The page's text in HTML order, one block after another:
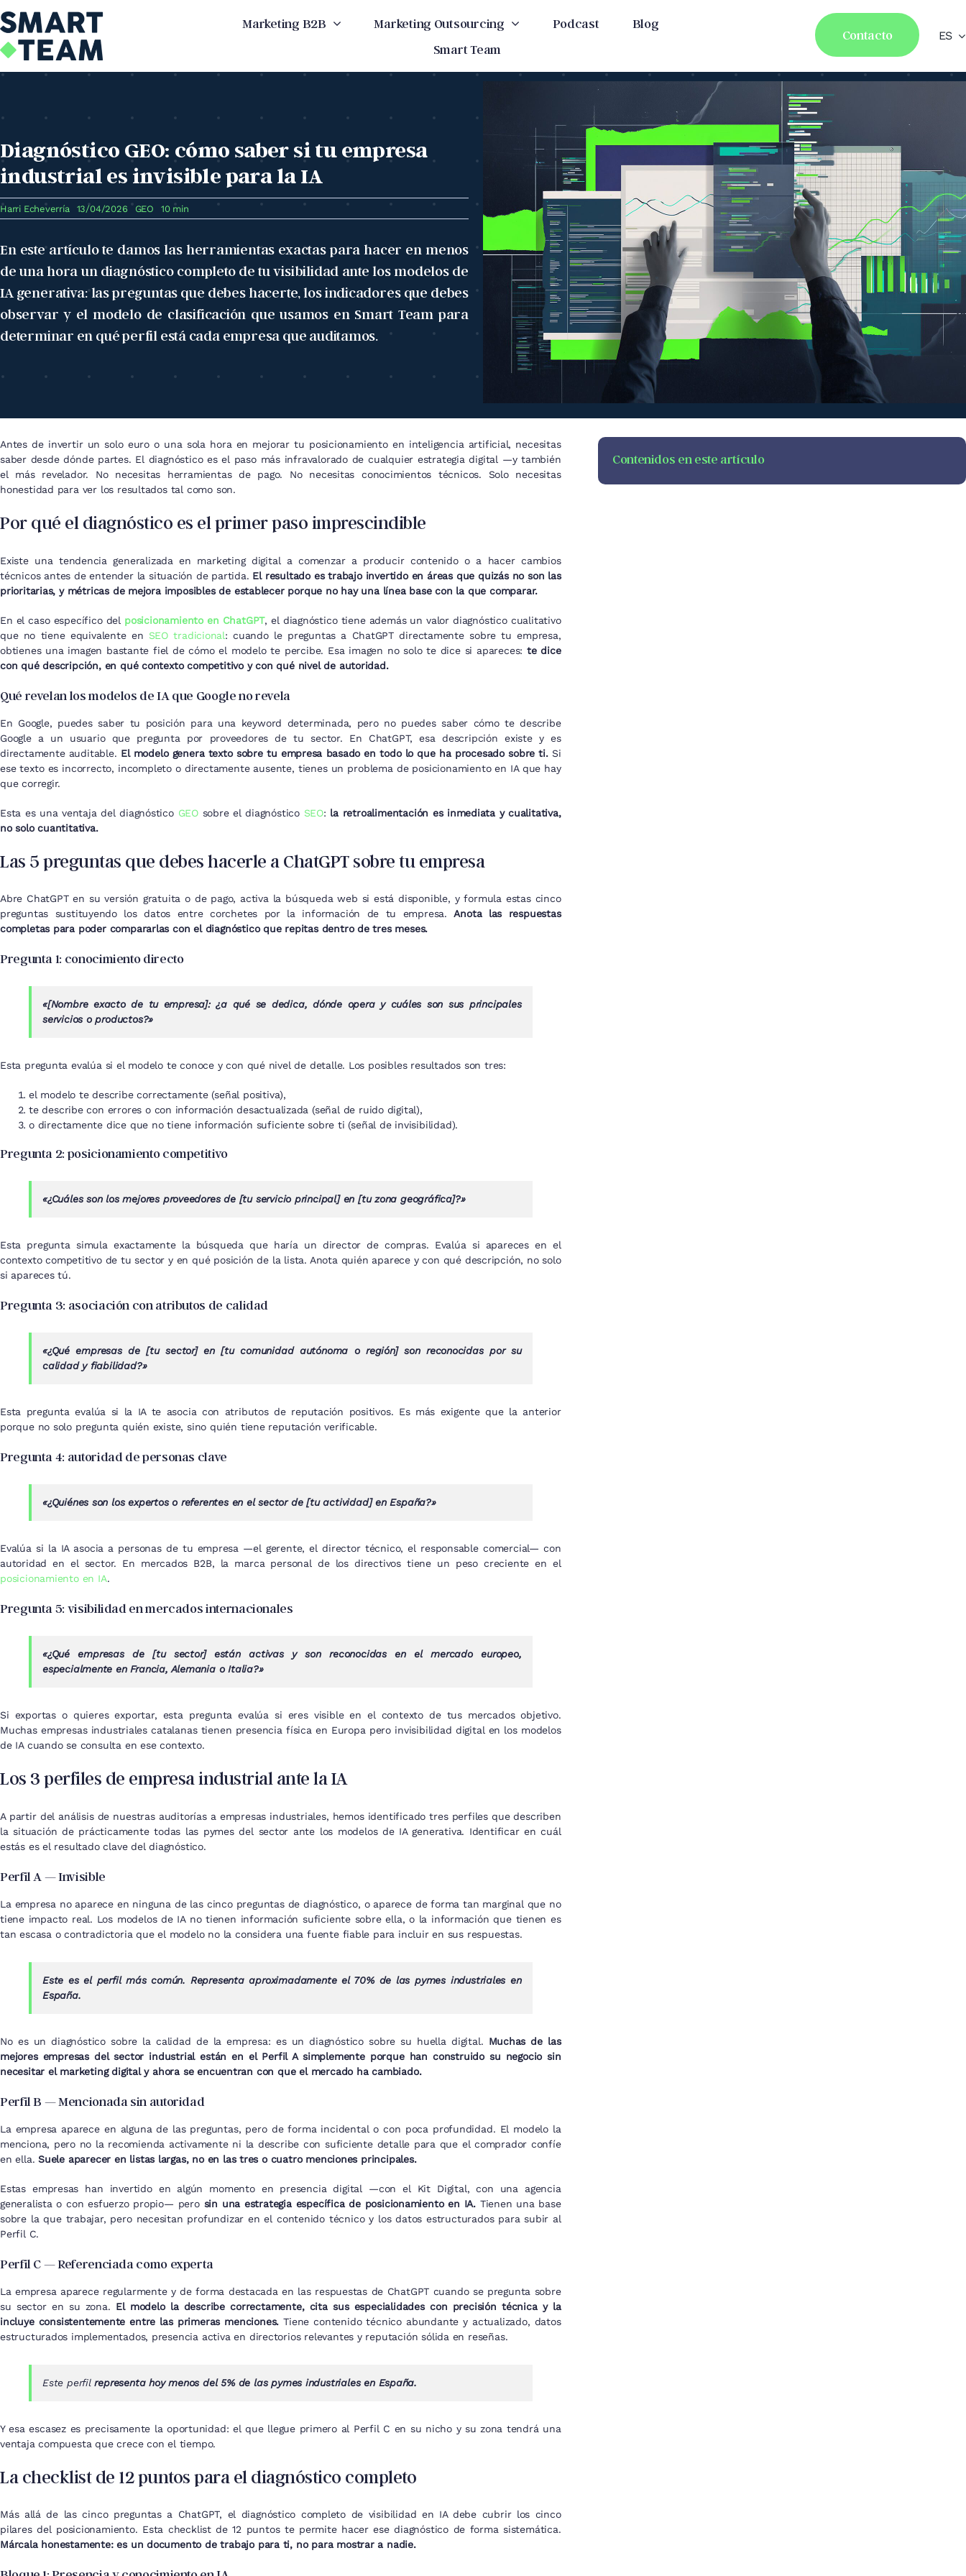
to
content
Marketing B2B Marketing Outsourcing Podcast
Blog
Smart Team
Contacto ES
Diagnóstico GEO: cómo saber si tu empresa
industrial es invisible para la IA
Harri Echeverría 13/04/2026 GEO 10 min
En este artículo te damos las herramientas exactas para hacer en menos
de una hora un diagnóstico completo de tu visibilidad ante los modelos de
IA generativa: las preguntas que debes hacerte, los indicadores que debes
observar y el modelo de clasificación que usamos en Smart Team para
determinar en qué perfil está cada empresa que auditamos.
Antes de invertir un solo euro o una sola hora en mejorar tu posicionamiento en inteligencia artificial, necesitas
saber desde dónde partes. El diagnóstico es el paso más infravalorado de cualquier estrategia digital —y también
el más revelador. No necesitas herramientas de pago. No necesitas conocimientos técnicos. Solo necesitas
honestidad para ver los resultados tal como son.
Por qué el diagnóstico es el primer paso imprescindible
Existe una tendencia generalizada en marketing digital a comenzar a producir contenido o a hacer cambios
técnicos antes de entender la situación de partida. El resultado es trabajo invertido en áreas que quizás no son las
prioritarias, y métricas de mejora imposibles de establecer porque no hay una línea base con la que comparar.
En el caso específico del posicionamiento en ChatGPT, el diagnóstico tiene además un valor diagnóstico cualitativo
que no tiene equivalente en SEO tradicional: cuando le preguntas a ChatGPT directamente sobre tu empresa,
obtienes una imagen bastante fiel de cómo el modelo te percibe. Esa imagen no solo te dice si apareces:te dice
con qué descripción, en qué contexto competitivo y con qué nivel de autoridad.
Qué revelan los modelos de IA que Google no revela
En Google, puedes saber tu posición para una keyword determinada, pero no puedes saber cómo te describe
Google a un usuario que pregunta por proveedores de tu sector. En ChatGPT, esa descripción existe y es
directamente auditable. El modelo genera texto sobre tu empresa basado en todo lo que ha procesado sobre ti.Si
ese texto es incorrecto, incompleto o directamente ausente, tienes un problema de posicionamiento en IA que hay
que corregir.
Esta es una ventaja del diagnóstico GEOsobre el diagnóstico SEO: la retroalimentación es inmediata y cualitativa,
no solo cuantitativa.
Las 5 preguntas que debes hacerle a ChatGPT sobre tu empresa
Abre ChatGPT en su versión gratuita o de pago, activa la búsqueda web si está disponible, y formula estas cinco
preguntas sustituyendo los datos entre corchetes por la información de tu empresa.Anota las respuestas
completas para poder compararlas con el diagnóstico que repitas dentro de tres meses.
Pregunta 1: conocimiento directo
«[Nombre exacto de tu empresa]: ¿a qué se dedica, dónde opera y cuáles son sus principales
servicios o productos?»
Esta pregunta evalúa si el modelo te conoce y con qué nivel de detalle. Los posibles resultados son tres:
el modelo te describe correctamente (señal positiva),
te describe con errores o con información desactualizada (señal de ruido digital),
o directamente dice que no tiene información suficiente sobre ti (señal de invisibilidad).
Pregunta 2: posicionamiento competitivo
«¿Cuáles son los mejores proveedores de [tu servicio principal] en [tu zona geográfica]?»
Esta pregunta simula exactamente la búsqueda que haría un director de compras. Evalúa si apareces en el
contexto competitivo de tu sector y en qué posición de la lista. Anota quién aparece y con qué descripción, no solo
si apareces tú.
Pregunta 3: asociación con atributos de calidad
«¿Qué empresas de [tu sector] en [tu comunidad autónoma o región] son reconocidas por su
calidad y fiabilidad?»
Esta pregunta evalúa si la IA te asocia con atributos de reputación positivos. Es más exigente que la anterior
porque no solo pregunta quién existe, sino quién tiene reputación verificable.
Pregunta 4: autoridad de personas clave
«¿Quiénes son los expertos o referentes en el sector de [tu actividad] en España?»
Evalúa si la IA asocia a personas de tu empresa —el gerente, el director técnico, el responsable comercial— con
autoridad en el sector. En mercados B2B, la marca personal de los directivos tiene un peso creciente en el
posicionamiento en IA.
Pregunta 5: visibilidad en mercados internacionales
«¿Qué empresas de [tu sector] están activas y son reconocidas en el mercado europeo,
especialmente en Francia, Alemania o Italia?»
Si exportas o quieres exportar, esta pregunta evalúa si eres visible en el contexto de tus mercados objetivo.
Muchas empresas industriales catalanas tienen presencia física en Europa pero invisibilidad digital en los modelos
de IA cuando se consulta en ese contexto.
Los 3 perfiles de empresa industrial ante la IA
A partir del análisis de nuestras auditorías a empresas industriales, hemos identificado tres perfiles que describen
la situación de prácticamente todas las pymes del sector ante los modelos de IA generativa. Identificar en cuál
estás es el resultado clave del diagnóstico.
Perfil A — Invisible
La empresa no aparece en ninguna de las cinco preguntas de diagnóstico, o aparece de forma tan marginal que no
tiene impacto real. Los modelos de IA no tienen información suficiente sobre ella, o la información que tienen es
tan escasa o contradictoria que el modelo no la considera una fuente fiable para incluir en sus respuestas.
Este es el perfil más común. Representa aproximadamente el 70% de las pymes industriales en
España.
No es un diagnóstico sobre la calidad de la empresa: es un diagnóstico sobre su huella digital. Muchas de las
mejores empresas del sector industrial están en el Perfil A simplemente porque han construido su negocio sin
necesitar el marketing digital y ahora se encuentran con que el mercado ha cambiado.
Perfil B — Mencionada sin autoridad
La empresa aparece en alguna de las preguntas, pero de forma incidental o con poca profundidad. El modelo la
menciona, pero no la recomienda activamente ni la describe con suficiente detalle para que el comprador confíe
en ella.Suele aparecer en listas largas, no en las tres o cuatro menciones principales.
Estas empresas han invertido en algún momento en presencia digital —con el Kit Digital, con una agencia
generalista o con esfuerzo propio— pero sin una estrategia específica de posicionamiento en IA.Tienen una base
sobre la que trabajar, pero necesitan profundizar en el contenido técnico y los datos estructurados para subir al
Perfil C.
Perfil C — Referenciada como experta
La empresa aparece regularmente y de forma destacada en las respuestas de ChatGPT cuando se pregunta sobre
su sector en su zona. El modelo la describe correctamente, cita sus especialidades con precisión técnica y la
incluye consistentemente entre las primeras menciones. Tiene contenido técnico abundante y actualizado, datos
estructurados implementados, presencia activa en directorios relevantes y reputación sólida en reseñas.
Este perfilrepresenta hoy menos del 5% de las pymes industriales en España.
Y esa escasez es precisamente la oportunidad: el que llegue primero al Perfil C en su nicho y su zona tendrá una
ventaja compuesta que crece con el tiempo.
La checklist de 12 puntos para el diagnóstico completo
Más allá de las cinco preguntas a ChatGPT, el diagnóstico completo de visibilidad en IA debe cubrir los cinco
pilares del posicionamiento. Esta checklist de 12 puntos te permite hacer ese diagnóstico de forma sistemática.
Márcala honestamente: es un documento de trabajo para ti, no para mostrar a nadie.
Contenidos en este artículo